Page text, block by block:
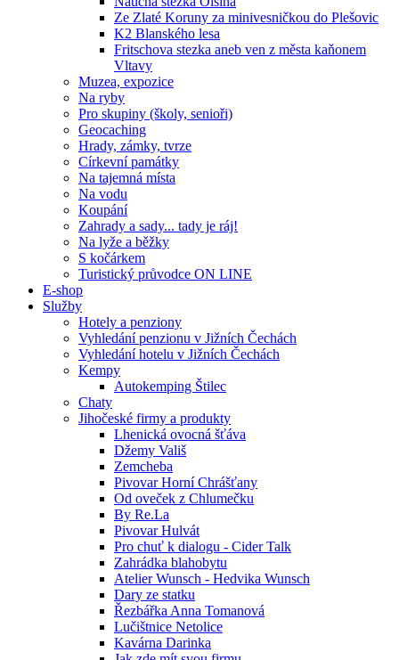
Ze Zlaté Koruny za minivesničkou do Plešovic
K2 Blanského lesa
Fritschova stezka aneb ven z města kaňonem
Vltavy
Muzea, expozice
Na ryby
Pro skupiny (školy, senioři)
Geocaching
Hrady, zámky, tvrze
Církevní památky
Na tajemná místa
Na vodu
Koupání
Zahrady a sady... tady je ráj!
Na lyže a běžky
S kočárkem
Turistický průvodce ON LINE
E-shop
Služby
Hotely a penziony
Vyhledání penzionu v Jižních Čechách
Vyhledání hotelu v Jižních Čechách
Kempy
Autokemping Štilec
Chaty
Jihočeské firmy a produkty
Lhenická ovocná šťáva
Džemy Vališ
Zemcheba
Pivovar Horní Chrášťany
Od oveček z Chlumečku
By Re.La
Pivovar Hulvát
Pro chuť k dialogu - Cider Talk
Zahrádka blahobytu
Atelier Wunsch - Hedvika Wunsch
Dary ze statku
Řezbářka Anna Tomanová
Lučištnice Netolice
Kavárna Darinka